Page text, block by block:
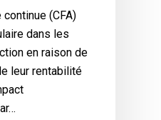
(CFA)
dans les
en raison de
leur rentabilité